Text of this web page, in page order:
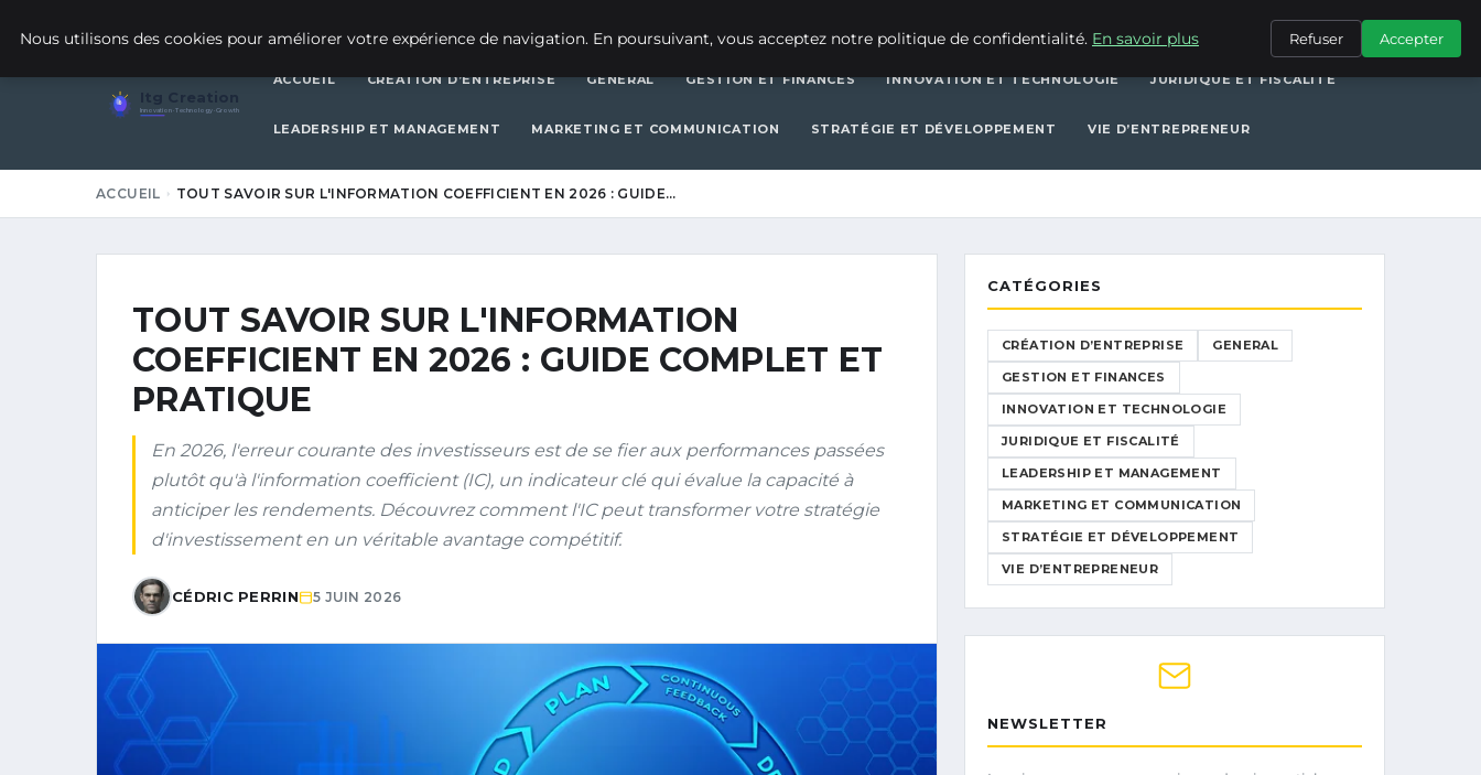
INNOVATION ET TECHNOLOGIE
Itg Creation
Innovation · Technology · Growth
ACCUEIL CRÉATION D’ENTREPRISE GENERAL GESTION ET FINANCES INNOVATION ET TECHNOLOGIE JURIDIQUE ET FISCALITÉ
LEADERSHIP ET MANAGEMENT MARKETING ET COMMUNICATION STRATÉGIE ET DÉVELOPPEMENT VIE D’ENTREPRENEUR
ACCUEIL TOUT SAVOIR SUR L'INFORMATION COEFFICIENT EN 2026 : GUIDE…
TOUT SAVOIR SUR L'INFORMATION
COEFFICIENT EN 2026 : GUIDE COMPLET ET
PRATIQUE
En 2026, l'erreur courante des investisseurs est de se fier aux performances passées
plutôt qu'à l'information coefficient (IC), un indicateur clé qui évalue la capacité à
anticiper les rendements. Découvrez comment l'IC peut transformer votre stratégie
d'investissement en un véritable avantage compétitif.
CÉDRIC PERRIN 5 JUIN 2026
CATÉGORIES
CRÉATION D’ENTREPRISE GENERAL
GESTION ET FINANCES
INNOVATION ET TECHNOLOGIE
JURIDIQUE ET FISCALITÉ
LEADERSHIP ET MANAGEMENT
MARKETING ET COMMUNICATION
STRATÉGIE ET DÉVELOPPEMENT
VIE D’ENTREPRENEUR
NEWSLETTER
Nous utilisons des cookies pour améliorer votre expérience de navigation. En poursuivant, vous acceptez notre politique de confidentialité. En savoir plus Refuser Accepter